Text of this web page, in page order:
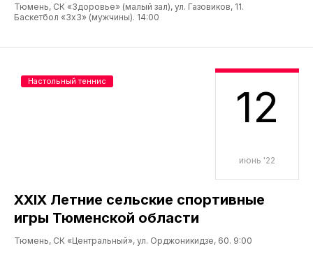
Тюмень, СК «Здоровье» (малый зал), ул. Газовиков, 11.
Баскетбол «3х3» (мужчины). 14:00
12
июнь '22
XXIX Летние сельские спортивные
игры Тюменской области
Тюмень, СК «Центральный», ул. Орджоникидзе, 60. 9:00
Настольный теннис